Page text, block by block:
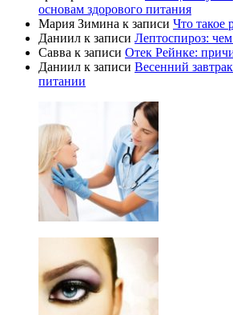
основам здорового питания
Мария Зимина к записи Что такое
Даниил к записи Лептоспироз:
Савва к записи Отек Рейнке:
Даниил к записи Весенний
питании